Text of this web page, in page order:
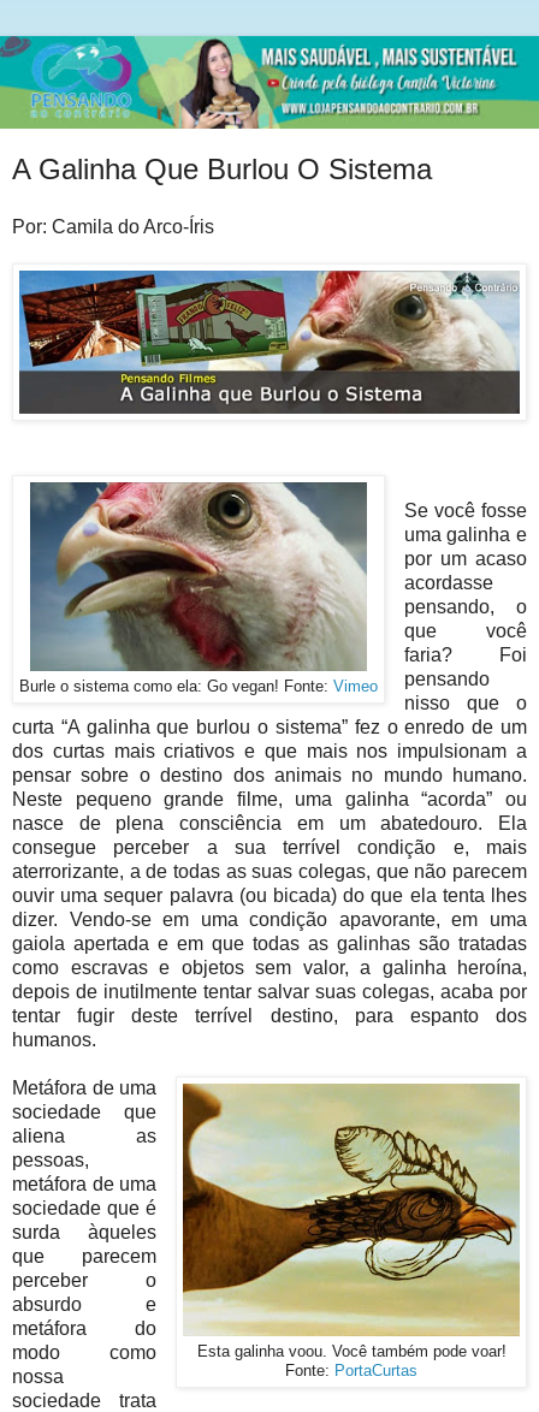
A Galinha Que Burlou O Sistema
Por: Camila do Arco-Íris
Burle o sistema como ela: Go vegan! Fonte: Vimeo
Se você fosse
uma galinha e
por um acaso
acordasse
pensando, o
que você
faria? Foi
pensando
nisso que o
curta “A galinha que burlou o sistema” fez o enredo de um
dos curtas mais criativos e que mais nos impulsionam a
pensar sobre o destino dos animais no mundo humano.
Neste pequeno grande filme, uma galinha “acorda” ou
nasce de plena consciência em um abatedouro. Ela
consegue perceber a sua terrível condição e, mais
aterrorizante, a de todas as suas colegas, que não parecem
ouvir uma sequer palavra (ou bicada) do que ela tenta lhes
dizer. Vendo-se em uma condição apavorante, em uma
gaiola apertada e em que todas as galinhas são tratadas
como escravas e objetos sem valor, a galinha heroína,
depois de inutilmente tentar salvar suas colegas, acaba por
tentar fugir deste terrível destino, para espanto dos
humanos.
Esta galinha voou. Você também pode voar!
Fonte: PortaCurtas
Metáfora de uma
sociedade que
aliena as
pessoas,
metáfora de uma
sociedade que é
surda àqueles
que parecem
perceber o
absurdo e
metáfora do
modo como
nossa
sociedade trata